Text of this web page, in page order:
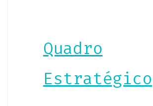
Quadro
Estratégico